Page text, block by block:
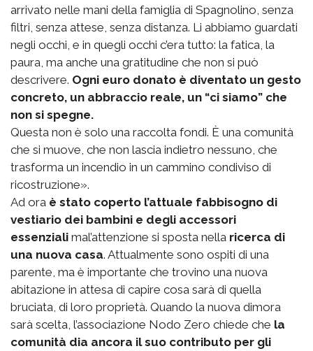
arrivato nelle mani della famiglia di Spagnolino, senza
filtri, senza attese, senza distanza. Li abbiamo guardati
negli occhi, e in quegli occhi c’era tutto: la fatica, la
paura, ma anche una gratitudine che non si può
descrivere. Ogni euro donato è diventato un gesto
concreto, un abbraccio reale, un “ci siamo” che
non si spegne.
Questa non è solo una raccolta fondi. È una comunità
che si muove, che non lascia indietro nessuno, che
trasforma un incendio in un cammino condiviso di
ricostruzione».
Ad ora è stato coperto l’attuale fabbisogno di
vestiario dei bambini e degli accessori
essenziali mal’attenzione si sposta nella ricerca di
una nuova casa. Attualmente sono ospiti di una
parente, ma è importante che trovino una nuova
abitazione in attesa di capire cosa sarà di quella
bruciata, di loro proprietà. Quando la nuova dimora
sarà scelta, l’associazione Nodo Zero chiede che la
comunità dia ancora il suo contributo per gli